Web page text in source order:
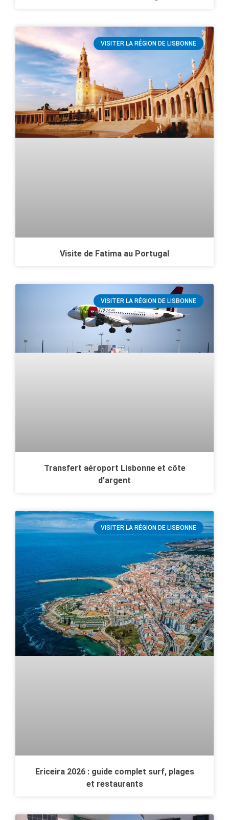
VISITER LA RÉGION DE LISBONNE
Visite de Fatima au Portugal
VISITER LA RÉGION DE LISBONNE
Transfert aéroport Lisbonne et côte
d’argent
VISITER LA RÉGION DE LISBONNE
Ericeira 2026 : guide complet surf, plages
et restaurants